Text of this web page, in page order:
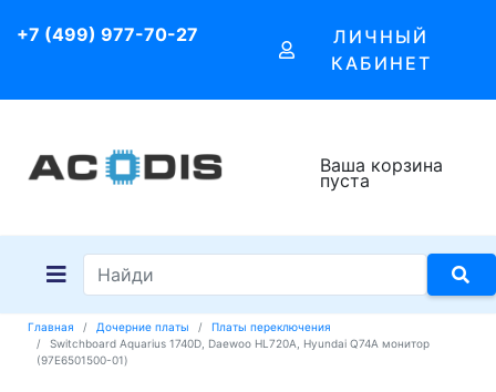
+7 (499) 977-70-27
ЛИЧНЫЙ
КАБИНЕТ
Ваша корзина
пуста
Главная Дочерние платы
Платы переключения
Switchboard Aquarius 1740D, Daewoo HL720A, Hyundai Q74A монитор
(97E6501500-01)